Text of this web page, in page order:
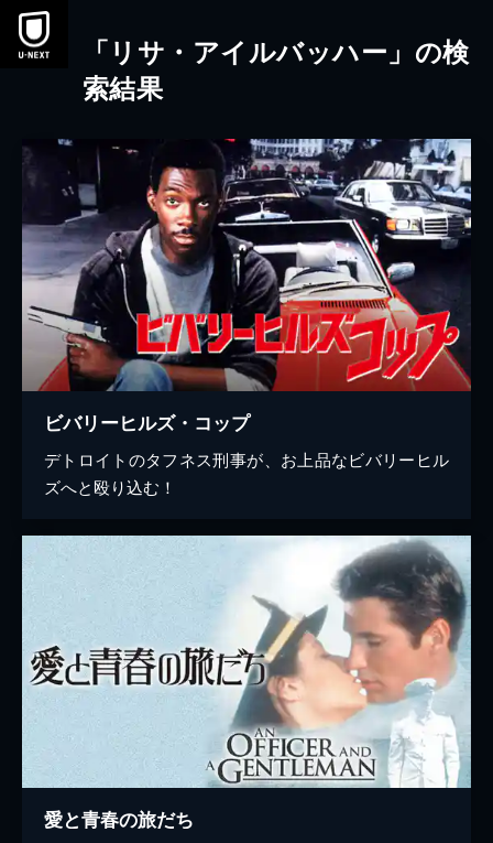
本文へスキップ
「リサ・アイルバッハー」の検
索結果
ビバリーヒルズ・コップ
デトロイトのタフネス刑事が、お上品なビバリーヒル
ズへと殴り込む！
愛と青春の旅だち